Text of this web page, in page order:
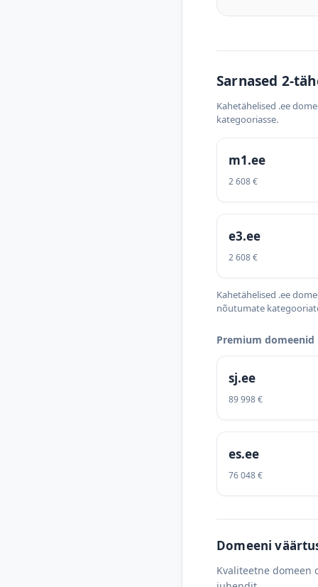
Sarnased 2-
Kahetähelised .ee
kategooriasse.
m1.ee
2 608 €
e3.ee
2 608 €
Kahetähelised .ee
nõutumate
Premium domeenid
sj.ee
89 998 €
es.ee
76 048 €
Domeeni
Kvaliteetne domeen